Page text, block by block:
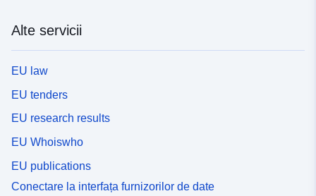
Alte servicii
EU law
EU tenders
EU research results
EU Whoiswho
EU publications
Conectare la interfața furnizorilor de date